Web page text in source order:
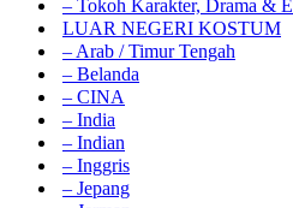
– Tokoh Karakter, Drama &
LUAR NEGERI KOSTUM
– Arab / Timur Tengah
– Belanda
– CINA
– India
– Indian
– Inggris
– Jepang